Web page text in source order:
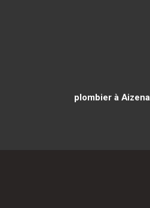
plombier à